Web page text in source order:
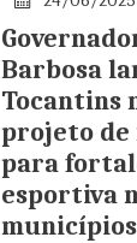
Barbosa
Tocantins
projeto
para
esportiva
municípios